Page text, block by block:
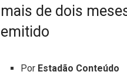
mais de dois
emitido
Por Estadão Conteúdo